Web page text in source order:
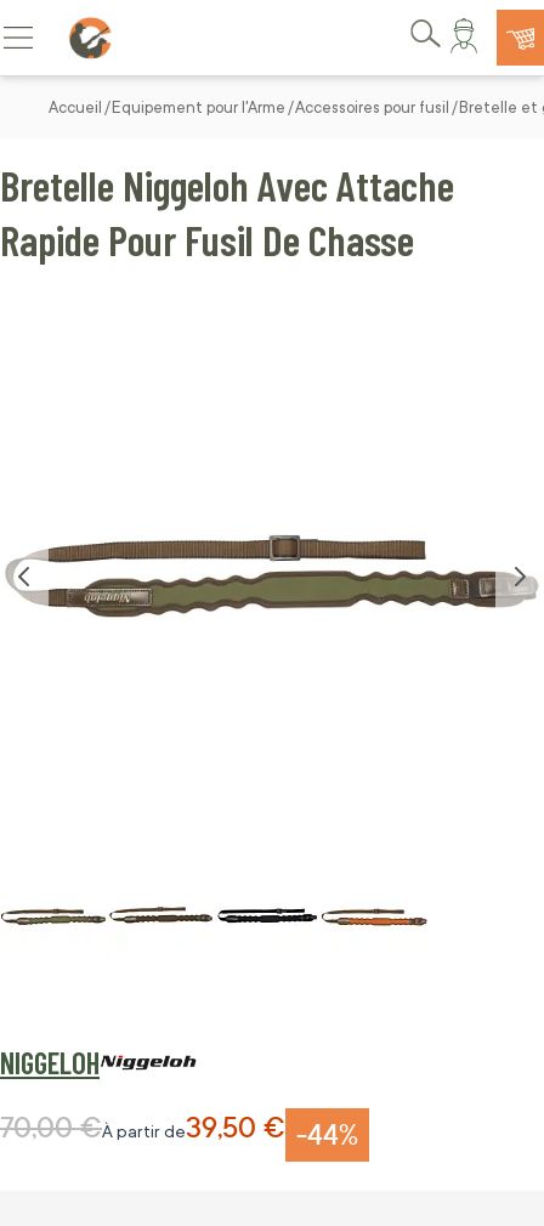
Allez au contenu
Basculer la navigation
Rechercher
Accueil Equipement pour l'Arme Accessoires pour fusil Bretelle et
NIGGELOH
Bretelle Niggeloh Avec Attache
Rapide Pour Fusil De Chasse
-44%
À partir de39,50 €
Prix normal
70,00 €